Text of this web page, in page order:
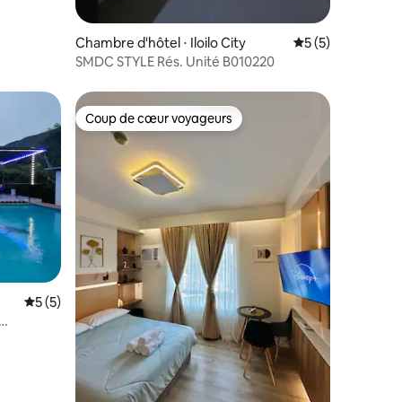
: 4,94 sur 5
Chambre d'hôtel ⋅ Iloilo City Évaluation
5 (5)
SMDC STYLE Rés. Unité B010220
Évaluation moyenne sur la base de 5 commentaires : 5 sur 5
5 (5)
Coup de cœur voyageurs
Coup de cœur voyageurs